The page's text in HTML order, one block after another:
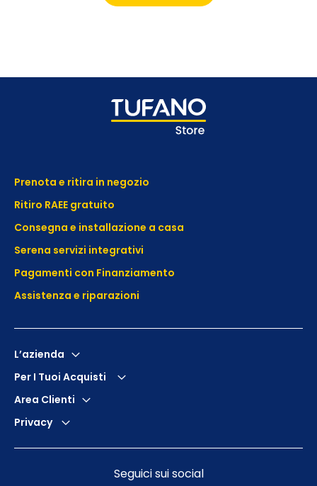
Prenota e ritira in negozio
Ritiro RAEE gratuito
Consegna e installazione a casa
Serena servizi integrativi
Pagamenti con Finanziamento
Assistenza e riparazioni
L’azienda
Per I Tuoi Acquisti
Area Clienti
Privacy
Seguici sui social